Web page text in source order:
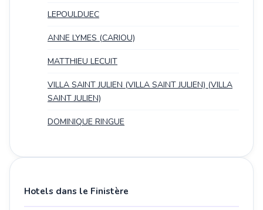
LEPOULDUEC
ANNE LYMES (CARIOU)
MATTHIEU LECUIT
VILLA SAINT JULIEN (VILLA SAINT JULIEN) (VILLA
SAINT JULIEN)
DOMINIQUE RINGUE
Hotels dans le Finistère